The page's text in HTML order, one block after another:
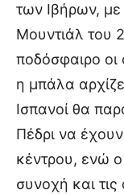
των Ιβήρων, με
Μουντιάλ του
ποδόσφαιρο οι
η μπάλα
Ισπανοί θα
Πέδρι να
κέντρου, ενώ
συνοχή και